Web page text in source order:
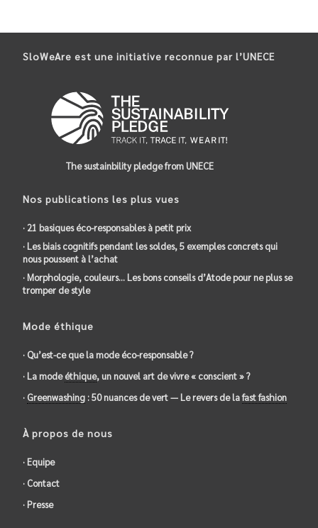
SloWeAre est une initiative reconnue par l’UNECE
The sustainbility pledge from UNECE
Nos publications les plus vues
· 21 basiques éco-responsables à petit prix
· Les biais cognitifs pendant les soldes, 5 exemples concrets qui
nous poussent à l’achat
· Morphologie, couleurs… Les bons conseils d’Atode pour ne plus se
tromper de style
Mode éthique
· Qu’est-ce que la mode éco-responsable ?
· La modeéthique, un nouvel art de vivre « conscient » ?
· Greenwashing : 50 nuances de vert — Le revers de lafast fashion
À propos de nous
· Equipe
· Contact
· Presse